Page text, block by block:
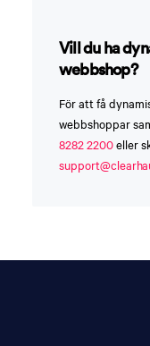
Vill du ha
webbshop?
För att få
webbshoppar
8282 2200eller